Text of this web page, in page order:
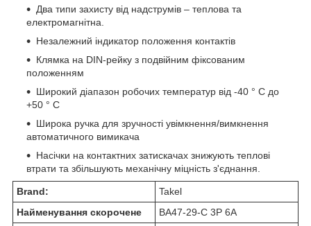
Два типи захисту від надструмів – теплова та
електромагнітна.
Незалежний індикатор положення контактів
Клямка на DIN-рейку з подвійним фіксованим
положенням
Широкий діапазон робочих температур від -40 ° С до
+50 ° С
Широка ручка для зручності увімкнення/вимкнення
автоматичного вимикача
Насічки на контактних затискачах знижують теплові
втрати та збільшують механічну міцність з'єднання.
Brand:
Takel
Найменування скорочене
ВА47-29-С 3Р 6А